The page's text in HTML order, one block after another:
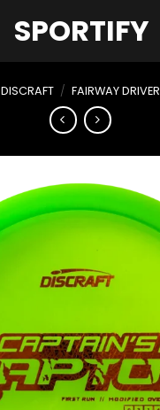
SPORTIFY
DISCRAFT / FAIRWAY DRIVER